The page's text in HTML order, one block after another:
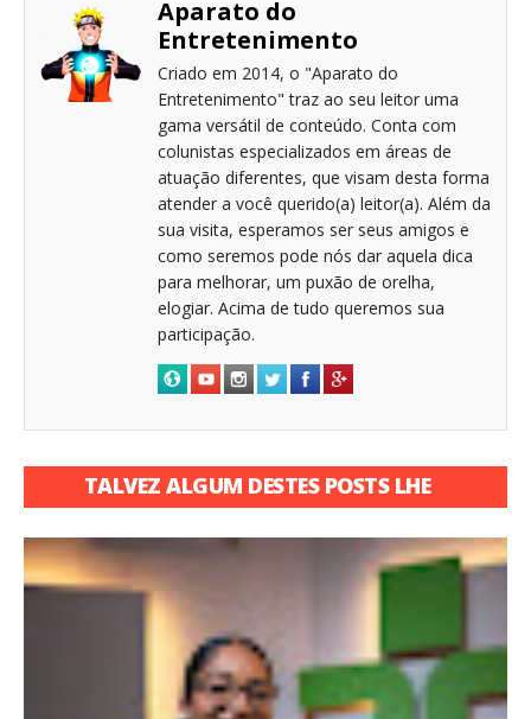
Aparato do
Entretenimento
Criado em 2014, o "Aparato do
Entretenimento" traz ao seu leitor uma
gama versátil de conteúdo. Conta com
colunistas especializados em áreas de
atuação diferentes, que visam desta forma
atender a você querido(a) leitor(a). Além da
sua visita, esperamos ser seus amigos e
como seremos pode nós dar aquela dica
para melhorar, um puxão de orelha,
elogiar. Acima de tudo queremos sua
participação.
TALVEZ ALGUM DESTES POSTS LHE